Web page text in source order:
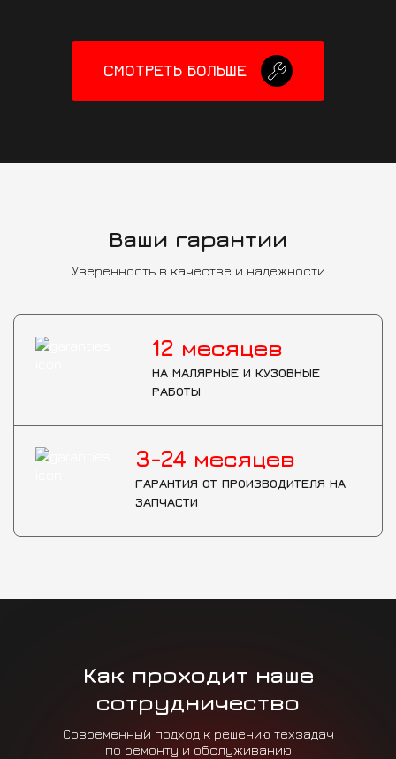
CМОТРЕТЬ БОЛЬШЕ
Ваши гарантии
Уверенность в качестве и надежности
12 месяцев
НА МАЛЯРНЫЕ И КУЗОВНЫЕ
РАБОТЫ
3-24 месяцев
ГАРАНТИЯ ОТ ПРОИЗВОДИТЕЛЯ НА
ЗАПЧАСТИ
Как проходит наше
сотрудничество
Современный подход к решению техзадач
по ремонту и обслуживанию